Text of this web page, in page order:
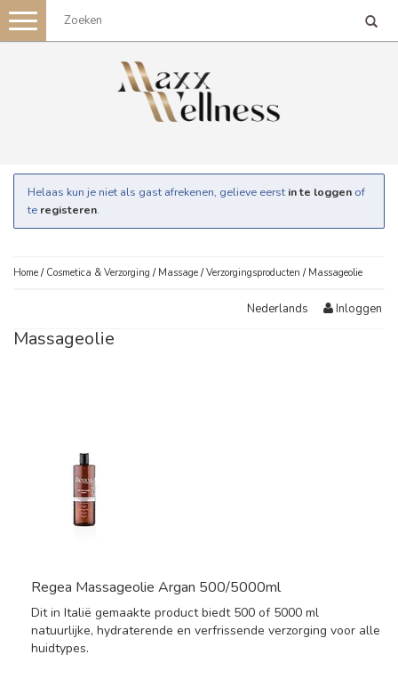
Toggle
navigation
Helaas kun je niet als gast afrekenen, gelieve eerst in te loggen of
te registeren.
Home / Cosmetica & Verzorging / Massage /Verzorgingsproducten / Massageolie
Nederlands Inloggen
Massageolie
Regea Massageolie Argan 500/5000ml
Dit in Italië gemaakte product biedt 500 of 5000 ml
natuurlijke, hydraterende en verfrissende verzorging voor alle
huidtypes.